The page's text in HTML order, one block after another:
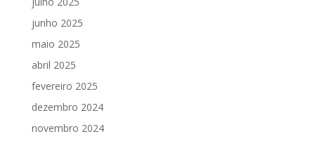
junho 2025
maio 2025
abril 2025
fevereiro 2025
dezembro 2024
novembro 2024